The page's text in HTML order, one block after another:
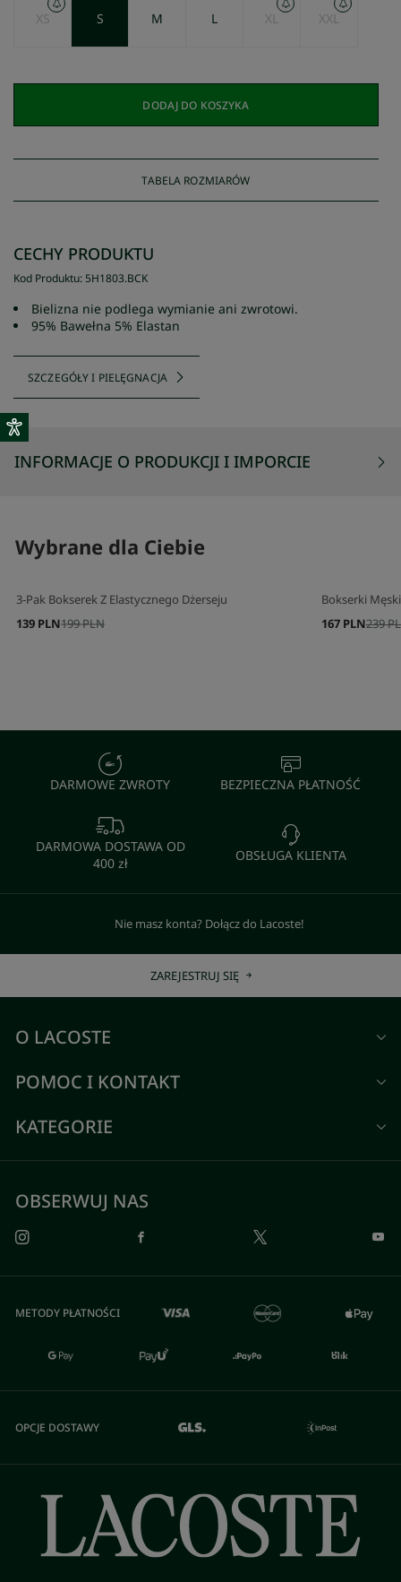
XS S M L XL XXL
DODAJ DO KOSZYKA
TABELA ROZMIARÓW
CECHY PRODUKTU
Kod Produktu: 5H1803.BCK
Bielizna nie podlega wymianie ani zwrotowi.
95% Bawełna 5% Elastan
SZCZEGÓŁY I PIELĘGNACJA
INFORMACJE O PRODUKCJI I IMPORCIE
Wybrane dla Ciebie
3-Pak Bokserek Z Elastycznego Dżerseju
199 PLN
139 PLN
Bokserki
239
167 PLN
DARMOWE ZWROTY BEZPIECZNA PŁATNOŚĆ
DARMOWA DOSTAWA OD
400 zł
OBSŁUGA KLIENTA
Nie masz konta? Dołącz do Lacoste!
ZAREJESTRUJ SIĘ
O LACOSTE
POMOC I KONTAKT
KATEGORIE
OBSERWUJ NAS
METODY PŁATNOŚCI
OPCJE DOSTAWY